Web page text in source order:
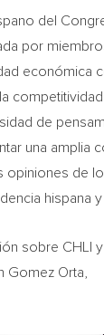
del
por
económica
de
una amplia
opiniones de
hispana y
sobre CHLI
Gomez Orta